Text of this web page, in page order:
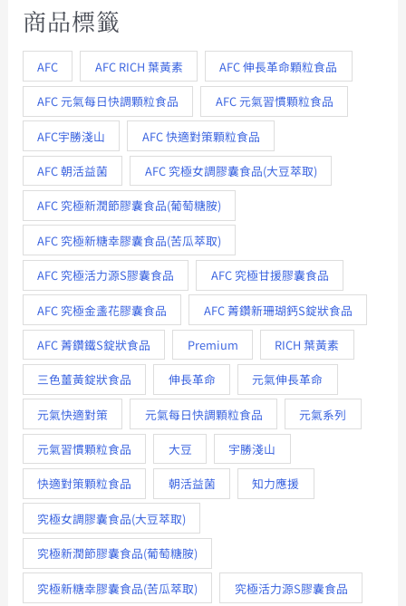
商品標籤
AFC AFC RICH 葉黃素 AFC 伸長革命顆粒食品
AFC 元氣每日快調顆粒食品 AFC 元氣習慣顆粒食品
AFC宇勝淺山 AFC 快適對策顆粒食品
AFC 朝活益菌 AFC 究極女調膠囊食品(大豆萃取)
AFC 究極新潤節膠囊食品(葡萄糖胺)
AFC 究極新糖幸膠囊食品(苦瓜萃取)
AFC 究極活力源S膠囊食品 AFC 究極甘援膠囊食品
AFC 究極金盞花膠囊食品 AFC 菁鑽新珊瑚鈣S錠狀食品
AFC 菁鑽鐵S錠狀食品 Premium RICH 葉黃素
三色薑黃錠狀食品 伸長革命 元氣伸長革命
元氣快適對策 元氣每日快調顆粒食品 元氣系列
元氣習慣顆粒食品 大豆 宇勝淺山
快適對策顆粒食品 朝活益菌 知力應援
究極女調膠囊食品(大豆萃取)
究極新潤節膠囊食品(葡萄糖胺)
究極新糖幸膠囊食品(苦瓜萃取) 究極活力源S膠囊食品